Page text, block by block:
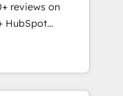
reviews on
HubSpot
the team
five
led,
of the